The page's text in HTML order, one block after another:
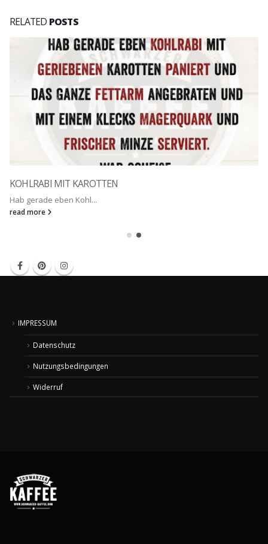
RELATED POSTS
KOHLRABI MIT KAROTTEN
Hab gerade eben Kohl...
read more
IMPRESSUM
Datenschutz
Nutzungsbedingungen
Widerruf